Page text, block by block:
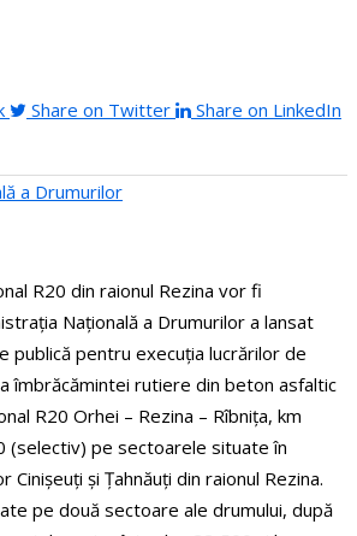
Share on Twitter
Share on LinkedIn
a Drumurilor
R20 din raionul Rezina vor fi
Națională a Drumurilor a lansat
publică pentru execuția lucrărilor de
îmbrăcămintei rutiere din beton asfaltic
R20 Orhei – Rezina – Rîbnița, km
(selectiv) pe sectoarele situate în
și Țahnăuți din raionul Rezina.
pe două sectoare ale drumului, după